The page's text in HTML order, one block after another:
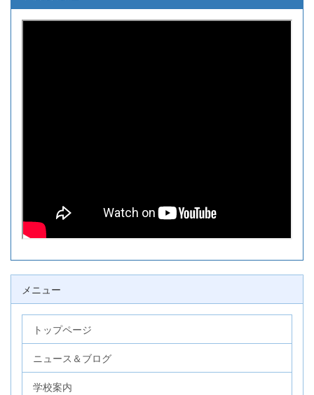
メニュー
トップページ
ニュース＆ブログ
学校案内